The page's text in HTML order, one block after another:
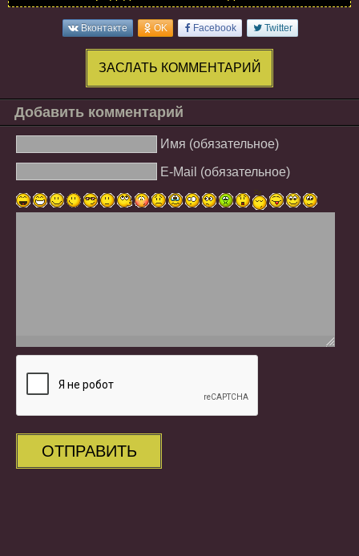
Вконтакте OK Facebook Twitter
ЗАСЛАТЬ КОММЕНТАРИЙ
Добавить комментарий
Имя (обязательное)
E-Mail (обязательное)
ОТПРАВИТЬ